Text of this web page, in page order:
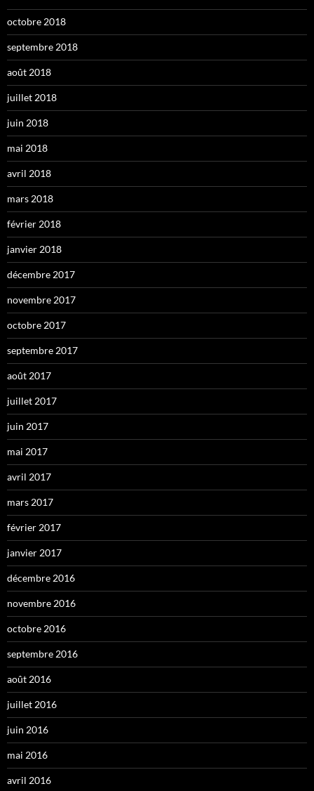
octobre 2018
septembre 2018
août 2018
juillet 2018
juin 2018
mai 2018
avril 2018
mars 2018
février 2018
janvier 2018
décembre 2017
novembre 2017
octobre 2017
septembre 2017
août 2017
juillet 2017
juin 2017
mai 2017
avril 2017
mars 2017
février 2017
janvier 2017
décembre 2016
novembre 2016
octobre 2016
septembre 2016
août 2016
juillet 2016
juin 2016
mai 2016
avril 2016